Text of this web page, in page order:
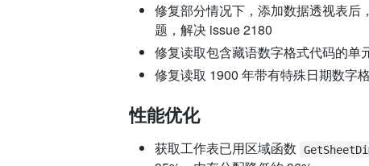
修复部分情况下，添加数据透视表后
题，解决 issue 2180
修复读取包含藏语数字格式代码的单
修复读取 1900 年带有特殊日期数字
性能优化
获取工作表已用区域函数